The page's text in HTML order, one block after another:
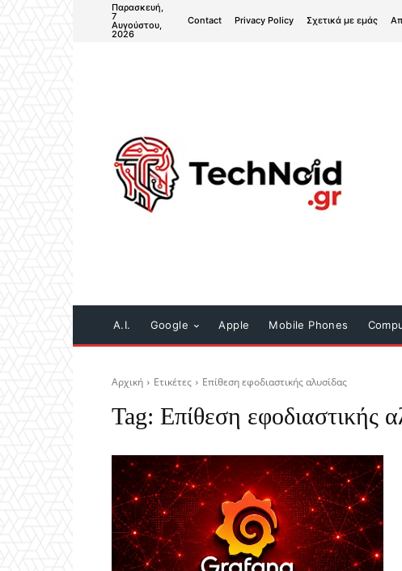
Παρασκευή,
7
Αυγούστου,
2026
Contact Privacy Policy Σχετικά με εμάς
A.I. Google Apple Mobile Phones
Αρχική Ετικέτες Επίθεση εφοδιαστικής αλυσίδας
Tag: Επίθεση εφοδιαστικής